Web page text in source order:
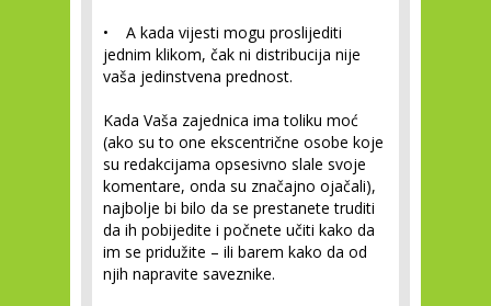
• A kada vijesti mogu proslijediti
jednim klikom, čak ni distribucija nije
vaša jedinstvena prednost.
Kada Vaša zajednica ima toliku moć
(ako su to one ekscentrične osobe koje
su redakcijama opsesivno slale svoje
komentare, onda su značajno ojačali),
najbolje bi bilo da se prestanete truditi
da ih pobijedite i počnete učiti kako da
im se pridužite – ili barem kako da od
njih napravite saveznike.